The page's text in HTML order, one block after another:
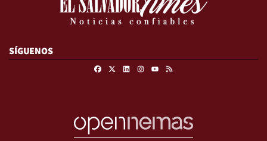
SÍGUENOS
FacebookLinkedinInstagramRSS